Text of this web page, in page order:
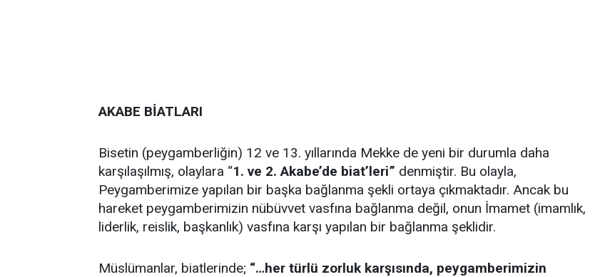
AKABE BİATLARI
Bisetin (peygamberliğin) 12 ve 13. yıllarında Mekke de yeni bir durumla daha
karşılaşılmış, olaylara “1. ve 2. Akabe’de biat’leri” denmiştir. Bu olayla,
Peygamberimize yapılan bir başka bağlanma şekli ortaya çıkmaktadır. Ancak bu
hareket peygamberimizin nübüvvet vasfına bağlanma değil, onun İmamet (imamlık,
liderlik, reislik, başkanlık) vasfına karşı yapılan bir bağlanma şeklidir.
Müslümanlar, biatlerinde; “…her türlü zorluk karşısında, peygamberimizin